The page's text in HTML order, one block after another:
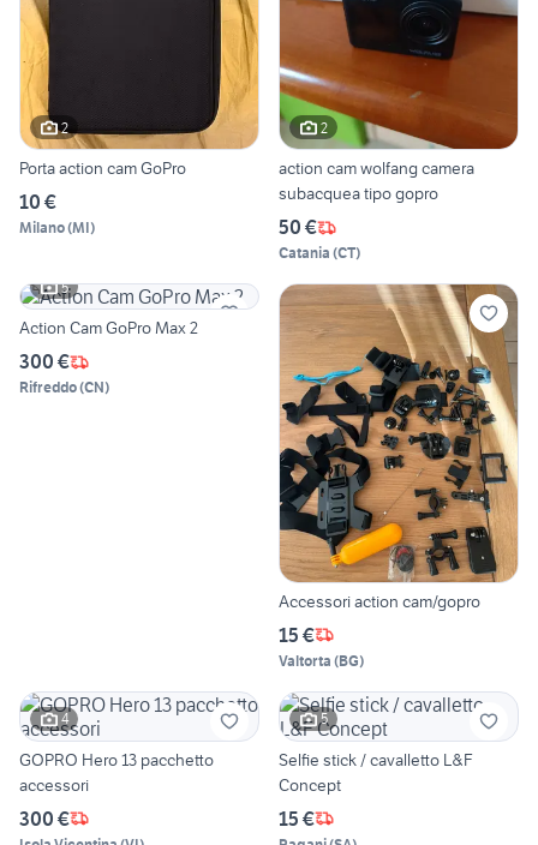
2
Porta action cam GoPro
10 €
Milano(MI)
2
action cam wolfang camera
subacquea tipo gopro
50 €
Catania (CT)
5
Action Cam GoPro Max 2
300 €
Rifreddo(CN)
Accessori action cam/gopro
15 €
Valtorta (BG)
4
GOPRO Hero 13 pacchetto
accessori
300 €
5
Selfie stick / cavalletto L&F
Concept
15 €